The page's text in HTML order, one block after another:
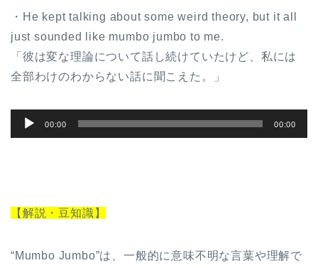
・He kept talking about some weird theory, but it all
just sounded like mumbo jumbo to me.
「彼は変な理論について話し続けていたけど、私には
全部わけのわからない話に聞こえた。」
声
ヤ
00:00 00:00
【解説・豆知識】
“Mumbo Jumbo”は、一般的に意味不明な言葉や理解で